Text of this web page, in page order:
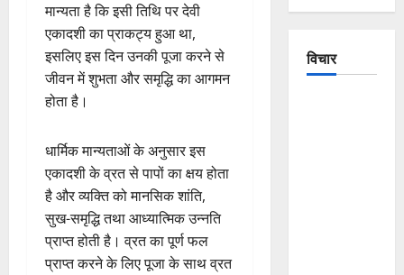
मान्यता है कि इसी तिथि पर देवी
एकादशी का प्राकट्य हुआ था,
इसलिए इस दिन उनकी पूजा करने से
जीवन में शुभता और समृद्धि का आगमन
होता है।
धार्मिक मान्यताओं के अनुसार इस
एकादशी के व्रत से पापों का क्षय होता
है और व्यक्ति को मानसिक शांति,
सुख-समृद्धि तथा आध्यात्मिक उन्नति
प्राप्त होती है। व्रत का पूर्ण फल
प्राप्त करने के लिए पूजा के साथ व्रत
विचार